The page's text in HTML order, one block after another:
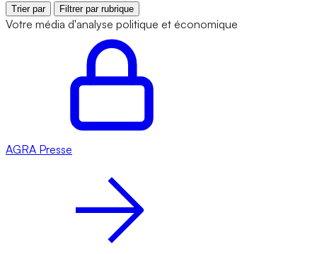
Trier par Filtrer par rubrique
Votre média d'analyse politique et économique
AGRA Presse